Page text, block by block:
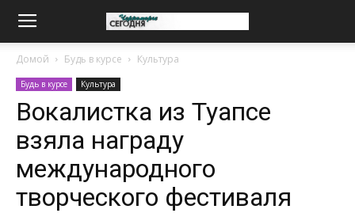
Домой Будь в курсе Культура
Будь в курсе Культура
Вокалистка из Туапсе
взяла награду
международного
творческого фестиваля